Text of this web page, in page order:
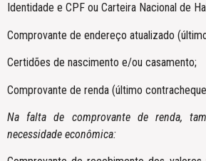
Identidade e CPF ou Carteira Nacional de
Comprovante de endereço atualizado
Certidões de nascimento e/ou casamento;
Comprovante de renda (último
Na falta de comprovante de renda,
necessidade econômica: